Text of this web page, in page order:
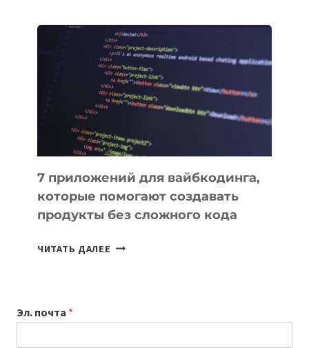
ПОЛЕЗНЫХ
ИНСТРУМЕНТОВ
ДЛЯ
РАБОТЫ
7 приложений для вайбкодинга,
которые помогают создавать
продукты без сложного кода
ЧИТАТЬ ДАЛЕЕ 7
Эл. почта *